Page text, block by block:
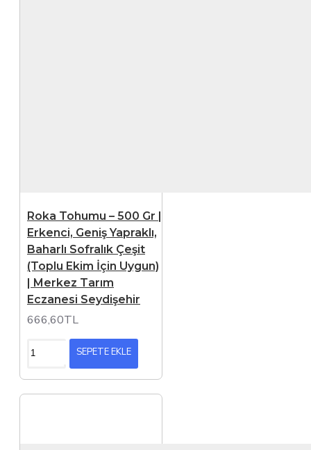
Roka Tohumu – 500 Gr |
Erkenci, Geniş Yapraklı,
Baharlı Sofralık Çeşit
(Toplu Ekim İçin Uygun)
| Merkez Tarım
Eczanesi Seydişehir
666,60TL
SEPETE EKLE